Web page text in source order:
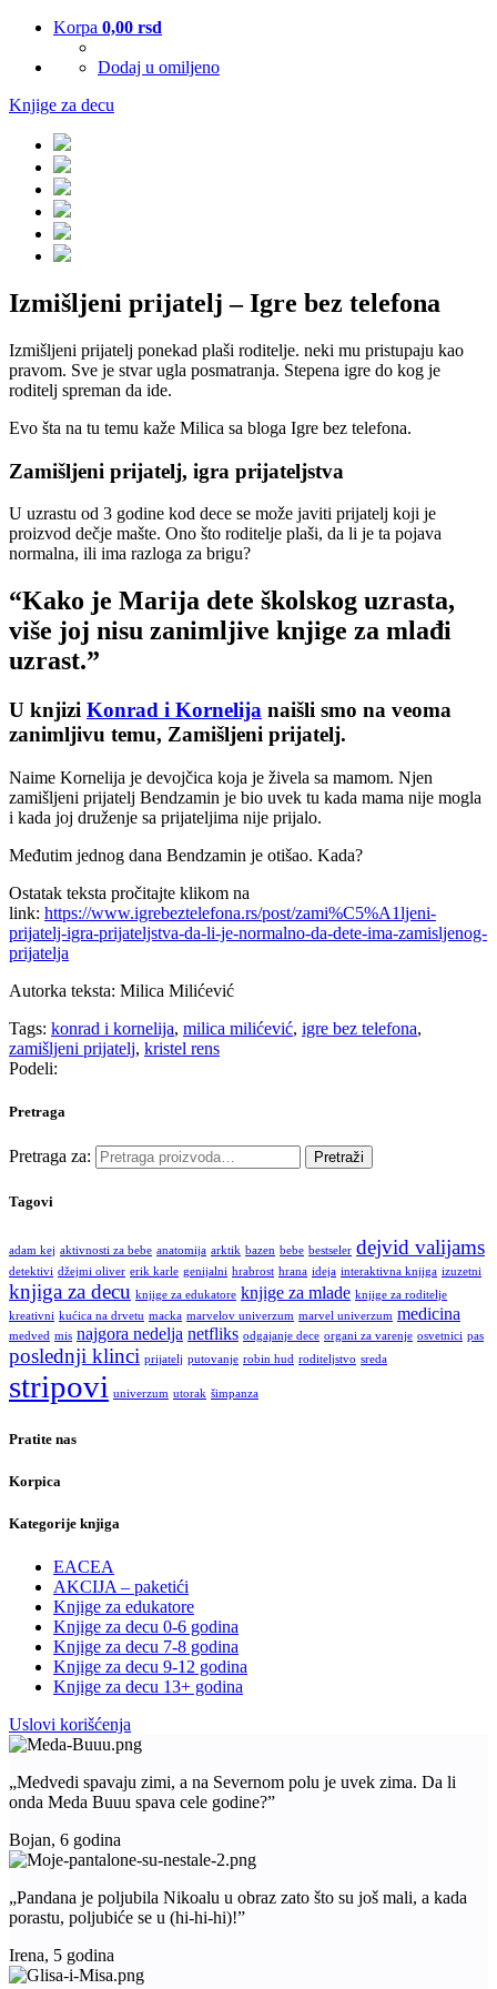
Korpa 0,00 rsd
Dodaj u omiljeno
Knjige za decu
Izmišljeni prijatelj – Igre bez telefona
Izmišljeni prijatelj ponekad plaši roditelje. neki mu pristupaju kao
pravom. Sve je stvar ugla posmatranja. Stepena igre do kog je
roditelj spreman da ide.
Evo šta na tu temu kaže Milica sa bloga Igre bez telefona.
Zamišljeni prijatelj, igra prijateljstva
U uzrastu od 3 godine kod dece se može javiti prijatelj koji je
proizvod dečje mašte. Ono što roditelje plaši, da li je ta pojava
normalna, ili ima razloga za brigu?
“Kako je Marija dete školskog uzrasta,
više joj nisu zanimljive knjige za mlađi
uzrast.”
U knjizi Konrad i Kornelija naišli smo na veoma
zanimljivu temu, Zamišljeni prijatelj.
Naime Kornelija je devojčica koja je živela sa mamom. Njen
zamišljeni prijatelj Bendzamin je bio uvek tu kada mama nije mogla
i kada joj druženje sa prijateljima nije prijalo.
Međutim jednog dana Bendzamin je otišao. Kada?
Ostatak teksta pročitajte klikom na
link: https://www.igrebeztelefona.rs/post/zami%C5%A1ljeni-
prijatelj-igra-prijateljstva-da-li-je-normalno-da-dete-ima-zamisljenog-
prijatelja
Autorka teksta: Milica Milićević
Tags: konrad i kornelija, milica milićević, igre bez telefona,
zamišljeni prijatelj, kristel rens
Podeli:
Pretraga
Pretraga za: Pretraži
Tagovi
adam kej aktivnosti za bebe anatomija arktik bazen bebe bestseler dejvid valijams
detektivi džejmi oliver erik karle genijalni hrabrost hrana ideja interaktivna knjiga izuzetni
knjiga za decu knjige za edukatore knjige za mlade knjige za roditelje
kreativni kućica na drvetu macka marvelov univerzum marvel univerzum medicina
medved mis najgora nedelja netfliks odgajanje dece organi za varenje osvetnici pas
poslednji klinci prijatelj putovanje robin hud roditeljstvo sreda
stripovi univerzum utorak šimpanza
Pratite nas
Korpica
Kategorije knjiga
EACEA
AKCIJA – paketići
Knjige za edukatore
Knjige za decu 0-6 godina
Knjige za decu 7-8 godina
Knjige za decu 9-12 godina
Knjige za decu 13+ godina
Uslovi korišćenja
„Medvedi spavaju zimi, a na Severnom polu je uvek zima. Da li
onda Meda Buuu spava cele godine?”
Bojan, 6 godina
„Pandana je poljubila Nikoalu u obraz zato što su još mali, a kada
porastu, poljubiće se u (hi-hi-hi)!”
Irena, 5 godina